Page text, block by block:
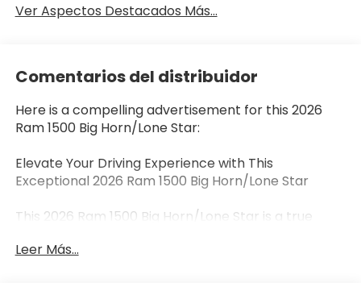
Ver Aspectos Destacados Más...
Comentarios del distribuidor
Here is a compelling advertisement for this 2026
Ram 1500 Big Horn/Lone Star:
Elevate Your Driving Experience with This
Exceptional 2026 Ram 1500 Big Horn/Lone Star
This 2026 Ram 1500 Big Horn/Lone Star is a true
premium features that elevate the driving
Leer Más...